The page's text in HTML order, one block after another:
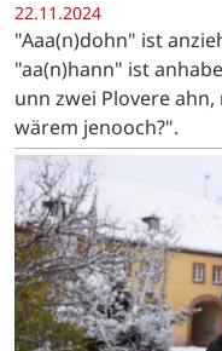
22.11.2024
"Aaa(n)dohn" ist
"aa(n)hann" ist
unn zwei Plovere
wärem jenooch?".